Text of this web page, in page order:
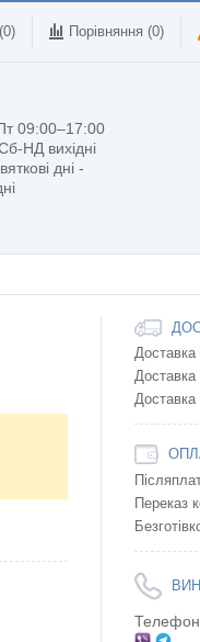
Порівняння (0)
09:00–17:00
НД вихідні
дні -
Переказ